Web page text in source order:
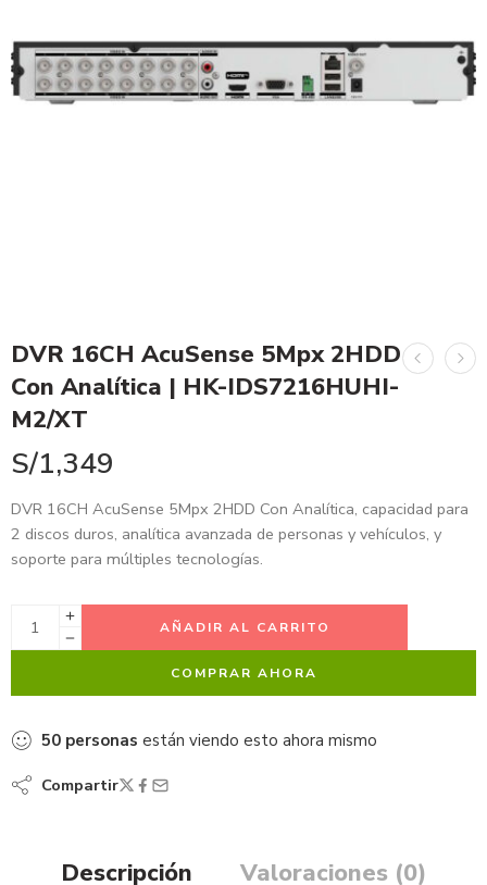
DVR 16CH AcuSense 5Mpx 2HDD
Con Analítica | HK-IDS7216HUHI-
M2/XT
S/1,349
DVR 16CH AcuSense 5Mpx 2HDD Con Analítica, capacidad para
2 discos duros, analítica avanzada de personas y vehículos, y
soporte para múltiples tecnologías.
AÑADIR AL CARRITO
COMPRAR AHORA
50 personas están viendo esto ahora mismo
Compartir
Descripción Valoraciones (0)